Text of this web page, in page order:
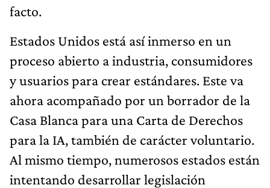
facto.
Estados Unidos está así inmerso en un
proceso abierto a industria, consumidores
y usuarios para crear estándares. Este va
ahora acompañado por un borrador de la
Casa Blanca para una Carta de Derechos
para la IA, también de carácter voluntario.
Al mismo tiempo, numerosos estados están
intentando desarrollar legislación